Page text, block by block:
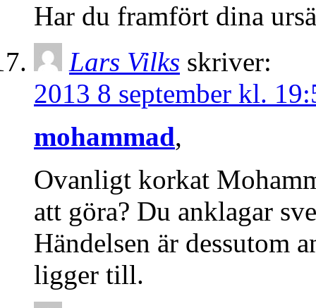
Har du framfört dina
Lars Vilks skriver:
2013 8 september kl.
mohammad,
Ovanligt korkat
att göra? Du anklagar
Händelsen är dessutom
ligger till.